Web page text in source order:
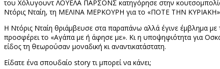
του Χόλυγουντ ΛΟΥΕΛΑ ΠΑΡΣΟΝΣ κατηγόρησε στην
Ντόρις Νταίη, τη ΜΕΛΙΝΑ ΜΕΡΚΟΥΡΗ για το «ΠΟΤΕ ΤΗΝ
Η Ντόρις Νταίη θριάμβευσε στα παραπάνω αλλά έγινε έμβλημα με
προσφέρει το «Αγάπα με ή άφησε με». Κι η υποψηφιότητα για
είδος τη θεωρούσαν μοναδική κι αναντικατάστατη.
Είδατε ένα σπουδαίο storyτι μπορεί να κάνει;